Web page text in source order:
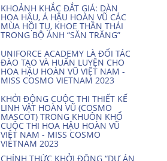
KHOẢNH KHẮC ĐẮT GIÁ: DÀN
HOA HẬU, Á HẬU HOÀN VŨ CÁC
MÙA HỘI TỤ, KHOE THẦN THÁI
TRONG BỘ ẢNH “SĂN TRĂNG”
UNIFORCE ACADEMY LÀ ĐỐI TÁC
ĐÀO TẠO VÀ HUẤN LUYỆN CHO
HOA HẬU HOÀN VŨ VIỆT NAM -
MISS COSMO VIETNAM 2023
KHỞI ĐỘNG CUỘC THI THIẾT KẾ
LINH VẬT HOÀN VŨ (COSMO
MASCOT) TRONG KHUÔN KHỔ
CUỘC THI HOA HẬU HOÀN VŨ
VIỆT NAM - MISS COSMO
VIETNAM 2023
CHÍNH THỨC KHỞI ĐỘNG “DỰ ÁN